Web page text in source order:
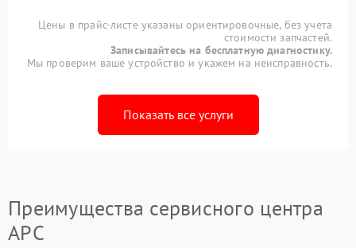
Цены в прайс-листе указаны ориентировочные, без учета
стоимости запчастей.
Записывайтесь на бесплатную диагностику.
Мы проверим ваше устройство и укажем на неисправность.
Показать все услуги
Преимущества сервисного центра
APC